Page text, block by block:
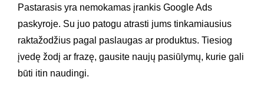
Pastarasis yra nemokamas įrankis Google Ads
paskyroje. Su juo patogu atrasti jums tinkamiausius
raktažodžius pagal paslaugas ar produktus. Tiesiog
įvedę žodį ar frazę, gausite naujų pasiūlymų, kurie gali
būti itin naudingi.